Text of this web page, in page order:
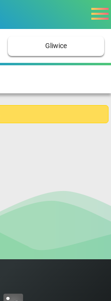
Gliwice